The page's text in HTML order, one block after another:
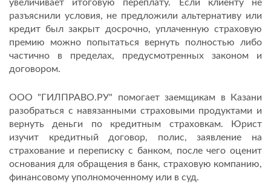
увеличивает итоговую переплату. Если клиенту не
разъяснили условия, не предложили альтернативу или
кредит был закрыт досрочно, уплаченную страховую
премию можно попытаться вернуть полностью либо
частично в пределах, предусмотренных законом и
договором.
ООО "ГИЛПРАВО.РУ" помогает заемщикам в Казани
разобраться с навязанными страховыми продуктами и
вернуть деньги по кредитным страховкам. Юрист
изучит кредитный договор, полис, заявление на
страхование и переписку с банком, после чего оценит
основания для обращения в банк, страховую компанию,
финансовому уполномоченному или в суд.